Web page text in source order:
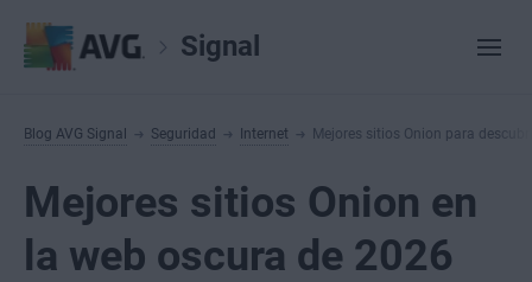
Signal
Blog AVG Signal Seguridad Internet Mejores sitios Onion para
Mejores sitios Onion en
la web oscura de 2026